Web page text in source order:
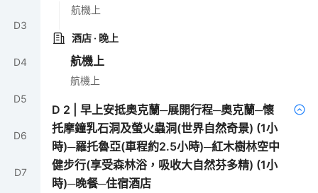
D3
D4
D5
D6
D7
航機上
酒店 · 晚上
航機上
航機上
D 2 |早上安抵奧克蘭─展開行程─奧克蘭─懷
托摩鐘乳石洞及螢火蟲洞(世界自然奇景) (1小
時)─羅托魯亞(車程約2.5小時)─紅木樹林空中
健步行(享受森林浴，吸收大自然芬多精) (1小
時)─晚餐─住宿酒店